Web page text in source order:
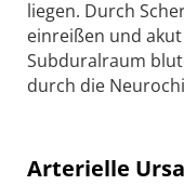
liegen. Durch
einreißen und
Subduralraum
durch die
Arterielle